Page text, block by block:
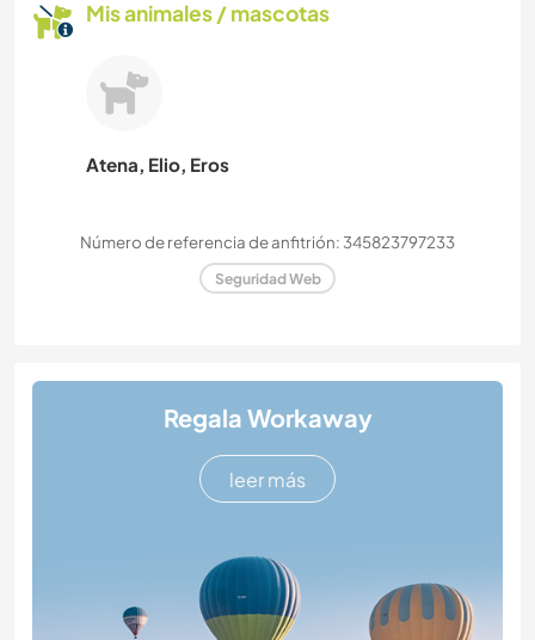
Mis animales / mascotas
Atena, Elio, Eros
Número de referencia de anfitrión: 345823797233
Seguridad Web
Regala Workaway
leer más